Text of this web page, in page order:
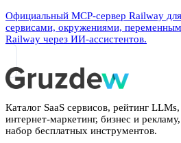
Официальный MCP-сервер Railway
сервисами, окружениями,
Railway через ИИ-ассистентов.
Каталог SaaS сервисов, рейтинг
интернет-маркетинг, бизнес и
набор бесплатных инструментов.